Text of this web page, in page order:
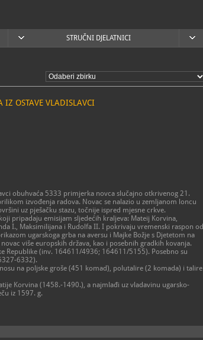
STRUČNI DJELATNICI
IZ OSTAVE VLADISLAVCI
obuhvaća 5333 primjerka novca slučajno otkrivenog 21.
izvođenja radova. Novac se nalazio u zemljanom loncu
uz pješačku stazu, točnije ispred mjesne crkve.
pripadaju emisijam sljedećih kraljeva: Mateij Korvina,
I., Maksimilijana i Rudolfa II. I pokrivaju vremenski raspon od
ugarskoga grba na aversu i Majke Božje s Djetetom na
više europskih država, kao i posebnih gradkih kovanja.
Republike (inv. 164611/4936; 164611/5155). Posebno su
6332).
na poljske groše (451 komad), polutalire (2 komada) i talire
Korvina (1458.-1490.), a najmlađi uz vladavinu ugarsko-
iz 1597. g.